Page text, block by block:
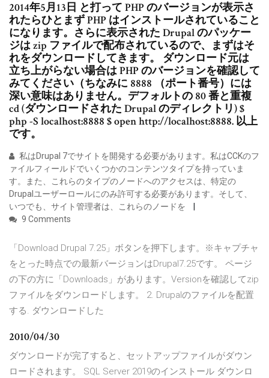
2014年5月13日 と打って PHP のバージョンが表示さ
れたらひとまず PHP はインストールされていること
になります。さらに表示された Drupal のパッケー
ジは zip ファイルで配布されているので、まずはそ
れをダウンロードしてきます。 ダウンロード元は
立ち上がらない場合は PHP のバージョンを確認して
みてください（ちなみに 8888 （ポート番号）には
深い意味はありません。デフォルトの 80 番と重複
cd (ダウンロードされた Drupal のディレクトリ) $
php -S localhost:8888 $ open http://localhost:8888. 以上
です。
私はDrupal 7でサイトを開発する必要があります。私はCCKのフ
ァイルフィールドでいくつかのコンテンツタイプを持っていま
す。また、これらのタイプのノードへのアクセスは、特定の
Drupalユーザーロールにのみ許可する必要があります。そして、
いつでも、サイト管理者は、これらのノードを
9 Comments
「Download Drupal 7.25」ボタンを押下します。※キャプチャ
をとった時点での最新バージョンはDrupal7.25です。 ページ
の下の方に「Downloads」があります。Versionを確認してzip
ファイルをダウンロードします。 2. Drupalのファイルを配置
する. ダウンロードした
2010/04/30
ダウンロードが完了すると、セットアップファイルがダウン
ロードされます。 SQL Server 2019のインストール ダウンロ